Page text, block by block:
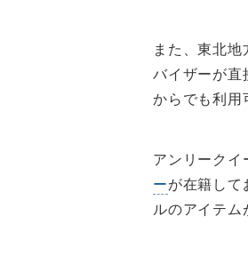
また、東北
バイザーが直
からでも利用
アンリークイ
ーが在籍して
ルのアイテム